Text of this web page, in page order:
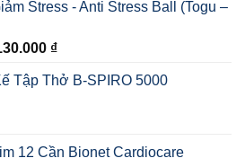
Stress - Anti Stress Ball (Togu –
₫Giá
tại
Tập Thở B-SPIRO 5000
12 Cần Bionet Cardiocare